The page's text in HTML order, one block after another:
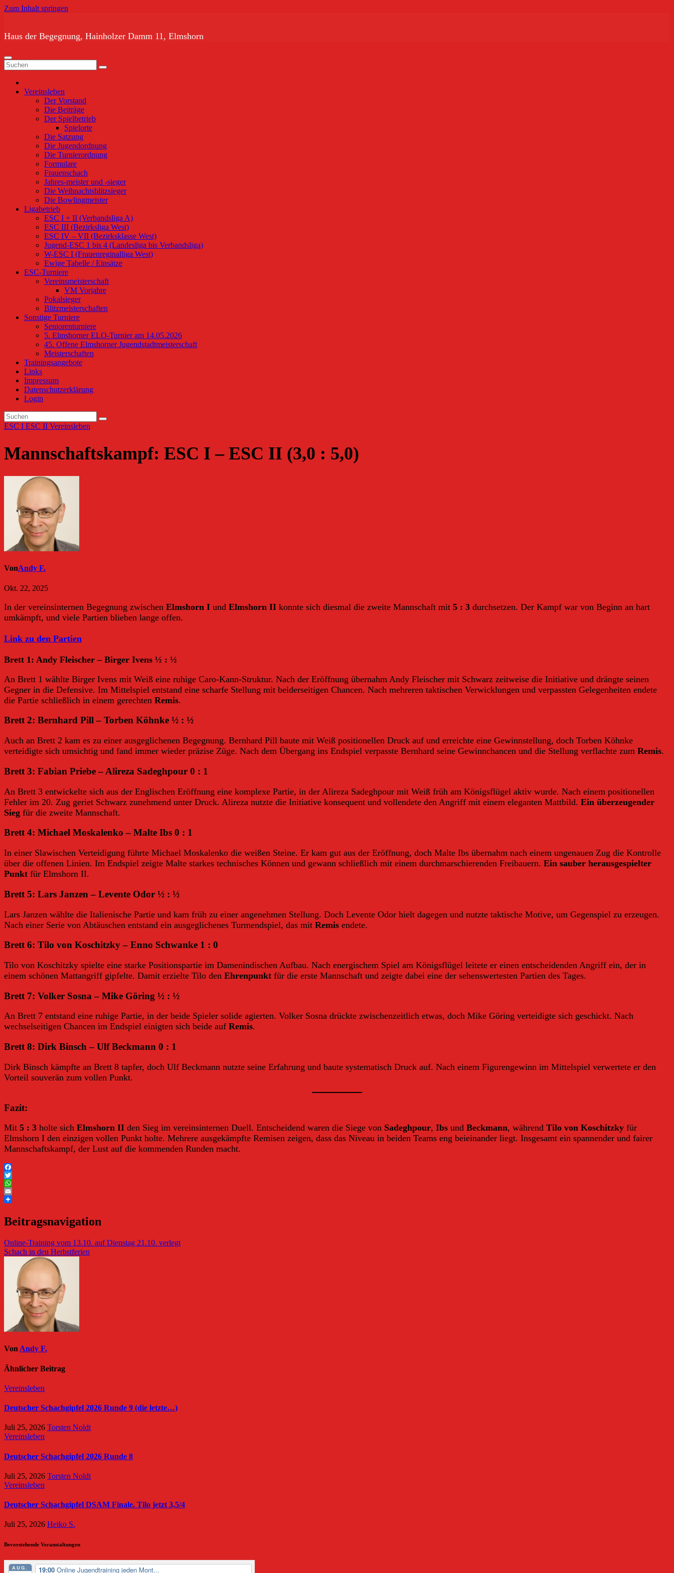
Zum Inhalt springen
Haus der Begegnung, Hainholzer Damm 11, Elmshorn
Vereinsleben
Der Vorstand
Die Beiträge
Der Spielbetrieb
Spielorte
Die Satzung
Die Jugendordnung
Die Turnierordnung
Formulare
Frauenschach
Jahres-meister und -sieger
Die Weihnachtsblitzsieger
Die Bowlingmeister
Ligabetrieb
ESC I + II (Verbandsliga A)
ESC III (Bezirksliga West)
ESC IV – VII (Bezirksklasse West)
Jugend-ESC 1 bis 4 (Landesliga bis Verbandsliga)
W-ESC I (Frauenreginalliga West)
Ewige Tabelle / Einsätze
ESC-Turniere
Vereinsmeisterschaft
VM Vorjahre
Pokalsieger
Blitzmeisterschaften
Sonstige Turniere
Seniorenturniere
5. Elmshorner ELO-Turnier am 14.05.2026
45. Offene Elmshorner Jugendstadtmeisterschaft
Meisterschaften
Trainingsangebote
Links
Impressum
Datenschutzerklärung
Login
ESC I ESC II Vereinsleben
Mannschaftskampf: ESC I – ESC II (3,0 : 5,0)
VonAndy F.
Okt. 22, 2025
In der vereinsinternen Begegnung zwischen Elmshorn I und Elmshorn II konnte sich diesmal die zweite Mannschaft mit 5 : 3 durchsetzen. Der Kampf war von Beginn an hart
umkämpft, und viele Partien blieben lange offen.
Link zu den Partien
Brett 1: Andy Fleischer – Birger Ivens ½ : ½
An Brett 1 wählte Birger Ivens mit Weiß eine ruhige Caro-Kann-Struktur. Nach der Eröffnung übernahm Andy Fleischer mit Schwarz zeitweise die Initiative und drängte seinen
Gegner in die Defensive. Im Mittelspiel entstand eine scharfe Stellung mit beiderseitigen Chancen. Nach mehreren taktischen Verwicklungen und verpassten Gelegenheiten endete
die Partie schließlich in einem gerechten Remis.
Brett 2: Bernhard Pill – Torben Köhnke ½ : ½
Auch an Brett 2 kam es zu einer ausgeglichenen Begegnung. Bernhard Pill baute mit Weiß positionellen Druck auf und erreichte eine Gewinnstellung, doch Torben Köhnke
verteidigte sich umsichtig und fand immer wieder präzise Züge. Nach dem Übergang ins Endspiel verpasste Bernhard seine Gewinnchancen und die Stellung verflachte zum Remis.
Brett 3: Fabian Priebe – Alireza Sadeghpour 0 : 1
An Brett 3 entwickelte sich aus der Englischen Eröffnung eine komplexe Partie, in der Alireza Sadeghpour mit Weiß früh am Königsflügel aktiv wurde. Nach einem positionellen
Fehler im 20. Zug geriet Schwarz zunehmend unter Druck. Alireza nutzte die Initiative konsequent und vollendete den Angriff mit einem eleganten Mattbild. Ein überzeugender
Sieg für die zweite Mannschaft.
Brett 4: Michael Moskalenko – Malte Ibs 0 : 1
In einer Slawischen Verteidigung führte Michael Moskalenko die weißen Steine. Er kam gut aus der Eröffnung, doch Malte Ibs übernahm nach einem ungenauen Zug die Kontrolle
über die offenen Linien. Im Endspiel zeigte Malte starkes technisches Können und gewann schließlich mit einem durchmarschierenden Freibauern. Ein sauber herausgespielter
Punkt für Elmshorn II.
Brett 5: Lars Janzen – Levente Odor ½ : ½
Lars Janzen wählte die Italienische Partie und kam früh zu einer angenehmen Stellung. Doch Levente Odor hielt dagegen und nutzte taktische Motive, um Gegenspiel zu erzeugen.
Nach einer Serie von Abtäuschen entstand ein ausgeglichenes Turmendspiel, das mit Remis endete.
Brett 6: Tilo von Koschitzky – Enno Schwanke 1 : 0
Tilo von Koschitzky spielte eine starke Positionspartie im Damenindischen Aufbau. Nach energischem Spiel am Königsflügel leitete er einen entscheidenden Angriff ein, der in
einem schönen Mattangriff gipfelte. Damit erzielte Tilo den Ehrenpunkt für die erste Mannschaft und zeigte dabei eine der sehenswertesten Partien des Tages.
Brett 7: Volker Sosna – Mike Göring ½ : ½
An Brett 7 entstand eine ruhige Partie, in der beide Spieler solide agierten. Volker Sosna drückte zwischenzeitlich etwas, doch Mike Göring verteidigte sich geschickt. Nach
wechselseitigen Chancen im Endspiel einigten sich beide auf Remis.
Brett 8: Dirk Binsch – Ulf Beckmann 0 : 1
Dirk Binsch kämpfte an Brett 8 tapfer, doch Ulf Beckmann nutzte seine Erfahrung und baute systematisch Druck auf. Nach einem Figurengewinn im Mittelspiel verwertete er den
Vorteil souverän zum vollen Punkt.
Fazit:
Mit 5 : 3 holte sich Elmshorn II den Sieg im vereinsinternen Duell. Entscheidend waren die Siege von Sadeghpour, Ibs und Beckmann, während Tilo von Koschitzky für
Elmshorn I den einzigen vollen Punkt holte. Mehrere ausgekämpfte Remisen zeigen, dass das Niveau in beiden Teams eng beieinander liegt. Insgesamt ein spannender und fairer
Mannschaftskampf, der Lust auf die kommenden Runden macht.
Facebook
Twitter
WhatsApp
Email
Beitragsnavigation
Online-Training vom 13.10. auf Dienstag 21.10. verlegt
Schach in den Herbstferien
Von Andy F.
Ähnlicher Beitrag
Vereinsleben
Deutscher Schachgipfel 2026 Runde 9 (die letzte…)
Juli 25, 2026 Torsten Noldt
Vereinsleben
Deutscher Schachgipfel 2026 Runde 8
Juli 25, 2026 Torsten Noldt
Vereinsleben
Deutscher Schachgipfel DSAM Finale. Tilo jetzt 3,5/4
Juli 25, 2026 Heiko S.
Bevorstehende Veranstaltungen
AUG. 19:00 Online Jugendtraining jeden Mont...